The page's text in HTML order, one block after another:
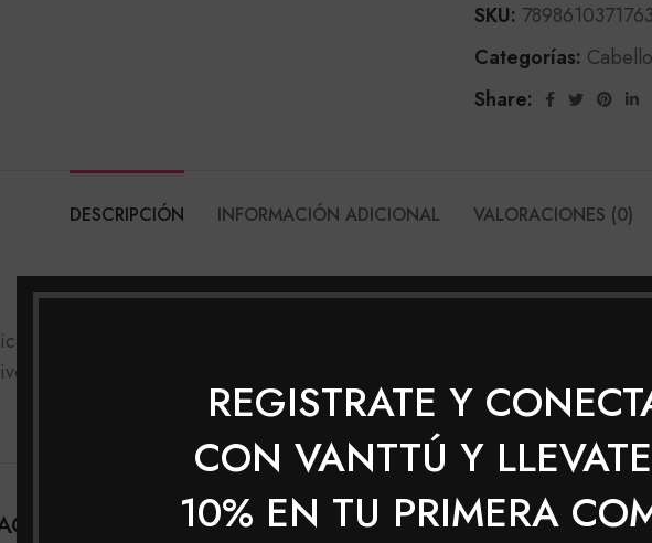
REGISTRATE Y
CON VANTTÚ Y
10% EN TU PRIMERA
SKU: 7898610371763
Categorías: Cabello
Share:
DESCRIPCIÓN INFORMACIÓN ADICIONAL VALORACIONES (0)
HASKELL COSMETICA NATURAL SHAMPOO
en aceites que tienen un alto valor nutritivo. Esta línea exclusiva de
LUNAMATRIX SYSTEM®: es un sistema en gel que repara los daños